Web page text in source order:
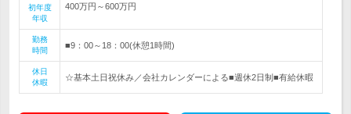
初年度
年収
400万円～600万円
勤務
時間
■9：00～18：00(休憩1時間)
休日
休暇
☆基本土日祝休み／会社カレンダーによる■週休2日制■有給休暇